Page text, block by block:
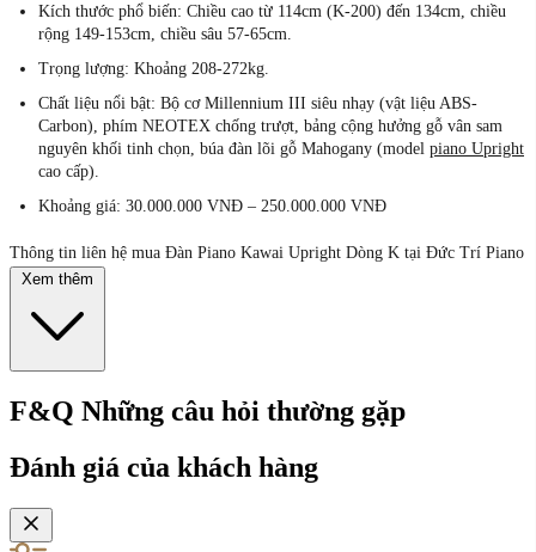
Kích thước phổ biến: Chiều cao từ 114cm (K-200) đến 134cm, chiều
rộng 149-153cm, chiều sâu 57-65cm.
Trọng lượng: Khoảng 208-272kg.
Chất liệu nổi bật: Bộ cơ Millennium III siêu nhạy (vật liệu ABS-
Carbon), phím NEOTEX chống trượt, bảng cộng hưởng gỗ vân sam
nguyên khối tinh chọn, búa đàn lõi gỗ Mahogany (model piano Upright
cao cấp).
Khoảng giá: 30.000.000 VNĐ – 250.000.000 VNĐ
Thông tin liên hệ mua Đàn Piano Kawai Upright Dòng K tại Đức Trí Piano
Boutique:
Địa chỉ showroom 1: Lầu 2 – Toà Nhà GMG – 545 Lý Thường Kiệt,
Phường 8, Quận Tân Bình, TP.HCM
Địa chỉ showroom 2: 658/13 Đ. Cách Mạng Tháng 8, Phường 11, Tân
Bình, Hồ Chí Minh
https://pianoductri.com/
Số điện thoại: 090 991 6696
Facebook: https://www.facebook.com/ductrimusic/
Xem thêm
F&Q Những câu hỏi thường gặp
Đánh giá của khách hàng